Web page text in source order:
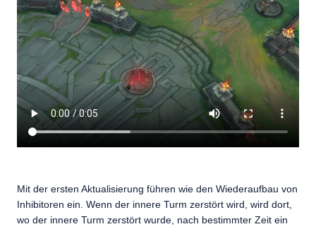
Mit der ersten Aktualisierung führen wie den Wiederaufbau von
Inhibitoren ein. Wenn der innere Turm zerstört wird, wird dort,
wo der innere Turm zerstört wurde, nach bestimmter Zeit ein